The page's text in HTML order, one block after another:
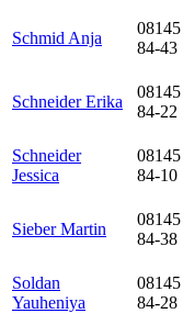
Schmid Anja
08145
84-43
Schneider Erika
08145
84-22
Schneider
Jessica
08145
84-10
Sieber Martin
08145
84-38
Soldan
Yauheniya
08145
84-28